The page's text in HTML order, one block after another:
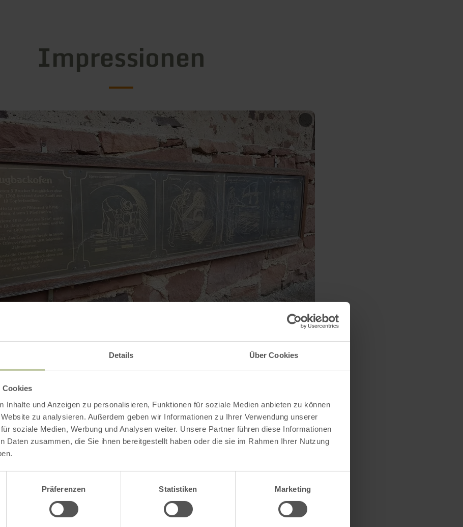
Details Über Cookies
Cookies
Inhalte und Anzeigen zu personalisieren, Funktionen für soziale Medien anbieten zu können
zu analysieren. Außerdem geben wir Informationen zu Ihrer Verwendung unserer
soziale Medien, Werbung und Analysen weiter. Unsere Partner führen diese Informationen
Daten zusammen, die Sie ihnen bereitgestellt haben oder die sie im Rahmen Ihrer Nutzung
Präferenzen Statistiken Marketing
Impressionen